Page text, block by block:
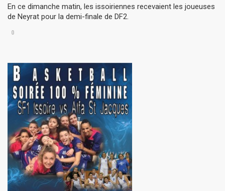
En ce dimanche matin, les issoiriennes recevaient les joueuses
de Neyrat pour la demi-finale de DF2.
0